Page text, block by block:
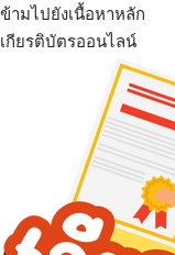
ข้ามไปยังเนื้อหาหลัก
เกียรติบัตรออนไลน์